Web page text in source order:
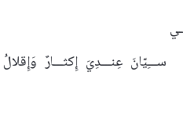
ســـِيّانَ عِنـــدِيَ إِكثـــارٌ وَإِقلالُ